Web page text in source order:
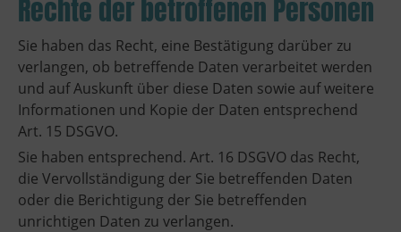
Rechte der betroffenen Personen
Sie haben das Recht, eine Bestätigung darüber zu
verlangen, ob betreffende Daten verarbeitet werden
und auf Auskunft über diese Daten sowie auf weitere
Informationen und Kopie der Daten entsprechend
Art. 15 DSGVO.
Sie haben entsprechend. Art. 16 DSGVO das Recht,
die Vervollständigung der Sie betreffenden Daten
oder die Berichtigung der Sie betreffenden
unrichtigen Daten zu verlangen.